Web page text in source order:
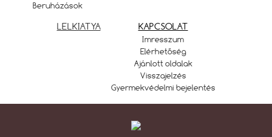
Beruházások
LELKIATYA KAPCSOLAT
Imresszum
Elérhetőség
Ajánlott oldalak
Visszajelzés
Gyermekvédelmi bejelentés